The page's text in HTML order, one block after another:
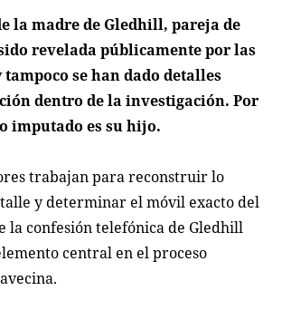
la madre de Gledhill, pareja de
revelada públicamente por las
se han dado detalles
dentro de la investigación. Por
imputado es su hijo.
trabajan para reconstruir lo
y determinar el móvil exacto del
la confesión telefónica de Gledhill
central en el proceso